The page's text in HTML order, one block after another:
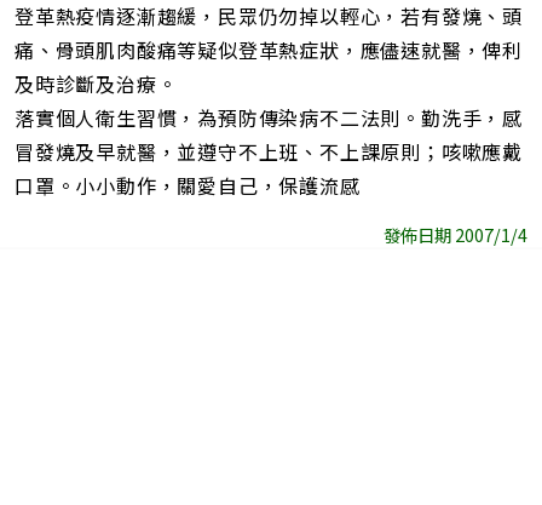
登革熱疫情逐漸趨緩，民眾仍勿掉以輕心，若有發燒、頭
痛、骨頭肌肉酸痛等疑似登革熱症狀，應儘速就醫，俾利
及時診斷及治療。
落實個人衛生習慣，為預防傳染病不二法則。勤洗手，感
冒發燒及早就醫，並遵守不上班、不上課原則；咳嗽應戴
口罩。小小動作，關愛自己，保護流感
發佈日期 2007/1/4